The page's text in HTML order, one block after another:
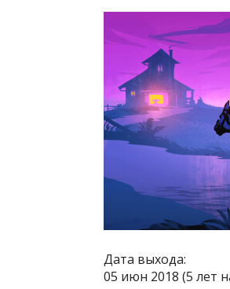
Дата выхода:
05 июн 2018 (5 лет